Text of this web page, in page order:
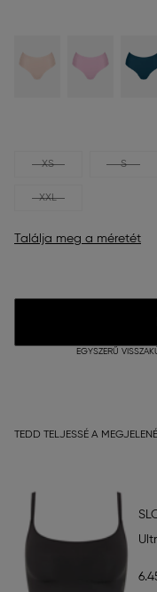
XS S
XXL
Találja meg a méretét
EGYSZERŰ
TEDD TELJESSÉ A